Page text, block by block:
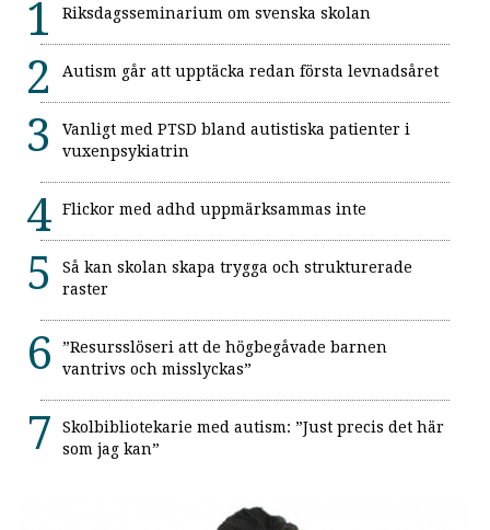
Riksdagsseminarium om svenska skolan
Autism går att upptäcka redan första levnadsåret
Vanligt med PTSD bland autistiska patienter i
vuxenpsykiatrin
Flickor med adhd uppmärksammas inte
Så kan skolan skapa trygga och strukturerade
raster
”Resursslöseri att de högbegåvade barnen
vantrivs och misslyckas”
Skolbibliotekarie med autism: ”Just precis det här
som jag kan”